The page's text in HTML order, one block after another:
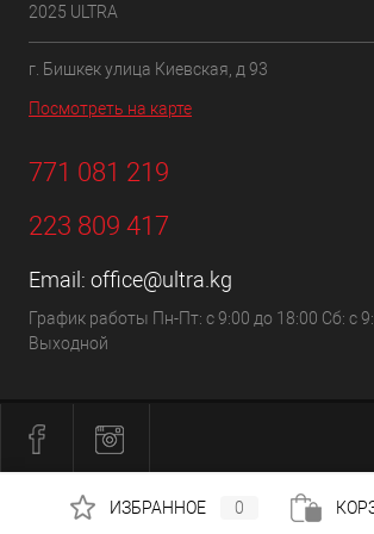
2025 ULTRA
г. Бишкек улица Киевская, д 93
Посмотреть на карте
771 081 219
223 809 417
Email: office@ultra.kg
График работы Пн-Пт: с 9:00 до 18:00 Сб: с
Выходной
ИЗБРАННОЕ 0